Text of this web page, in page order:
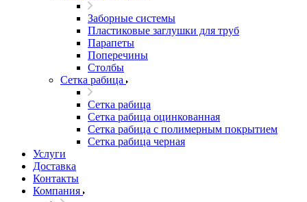
Заборные системы
Пластиковые заглушки для труб
Парапеты
Поперечины
Столбы
Сетка рабица
Сетка рабица
Сетка рабица оцинкованная
Сетка рабица с полимерным покрытием
Сетка рабица черная
Услуги
Доставка
Контакты
Компания